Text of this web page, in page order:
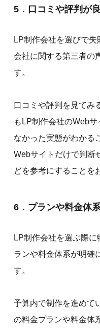
5．口コミや評判が
LP制作会社を選びで
会社に関する第三者の
す。
口コミや評判を見てみ
もLP制作会社のWeb
なかった実態がわかる
Webサイトだけで判断
どを参考にすることを
6．プランや料金体
LP制作会社を選ぶ際
ランや料金体系が明確
す。
予算内で制作を進めて
の料金プランや料金体